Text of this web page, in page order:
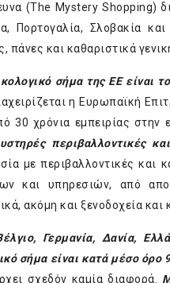
(The Mystery Shopping)
Πορτογαλία, Σλοβακία
πάνες και καθαριστικά
σήμα της ΕΕ είναι
η Ευρωπαϊκή
30 χρόνια εμπειρίας στην
περιβαλλοντικές
με περιβαλλοντικές
και υπηρεσιών, από
ακόμη και ξενοδοχεία και
Γερμανία, Δανία,
σήμα είναι κατά μέσο
σχεδόν καμία διαφορά.